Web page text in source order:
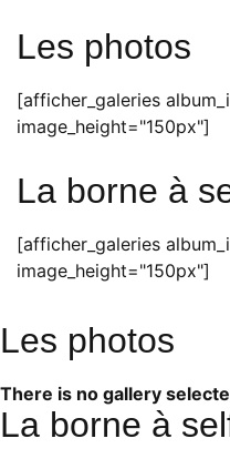
Les photos
[afficher_galeries
image_height="150px"]
La borne à
[afficher_galeries
image_height="150px"]
Les photos
There is no gallery
La borne à